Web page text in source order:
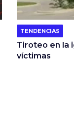
TENDENCIAS
Tiroteo en la
víctimas